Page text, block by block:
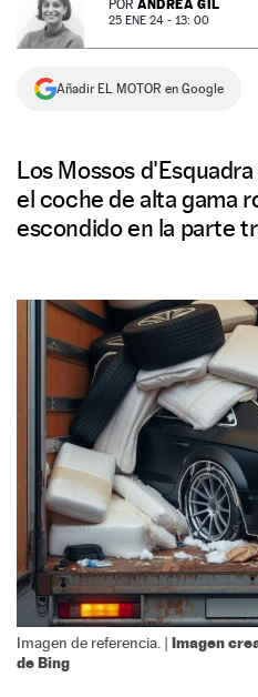
NEWSLETTER
SÍGUENOS
POR ANDREA GIL
25 ENE 24 - 13: 00
Añadir EL MOTOR en Google
Los Mossos
el coche de alta gama
escondido en la parte
Imagen de referencia. | Imagen
de Bing